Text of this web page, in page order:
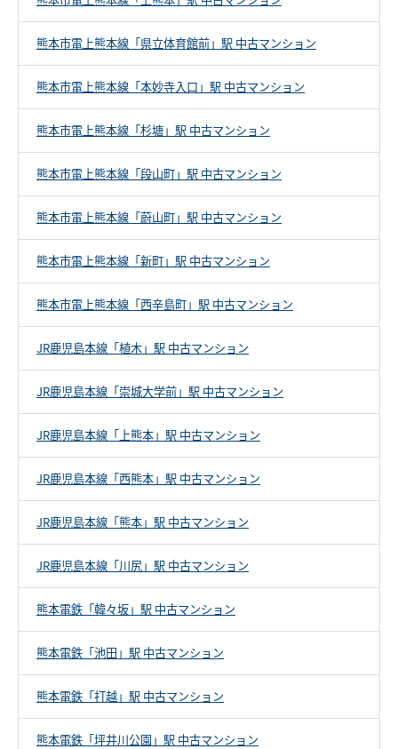
熊本市電上熊本線「県立体育館前」駅 中古マンション
熊本市電上熊本線「本妙寺入口」駅 中古マンション
熊本市電上熊本線「杉塘」駅 中古マンション
熊本市電上熊本線「段山町」駅 中古マンション
熊本市電上熊本線「蔚山町」駅 中古マンション
熊本市電上熊本線「新町」駅 中古マンション
熊本市電上熊本線「西辛島町」駅 中古マンション
JR鹿児島本線「植木」駅 中古マンション
JR鹿児島本線「崇城大学前」駅 中古マンション
JR鹿児島本線「上熊本」駅 中古マンション
JR鹿児島本線「西熊本」駅 中古マンション
JR鹿児島本線「熊本」駅 中古マンション
JR鹿児島本線「川尻」駅 中古マンション
熊本電鉄「韓々坂」駅 中古マンション
熊本電鉄「池田」駅 中古マンション
熊本電鉄「打越」駅 中古マンション
熊本電鉄「坪井川公園」駅 中古マンション